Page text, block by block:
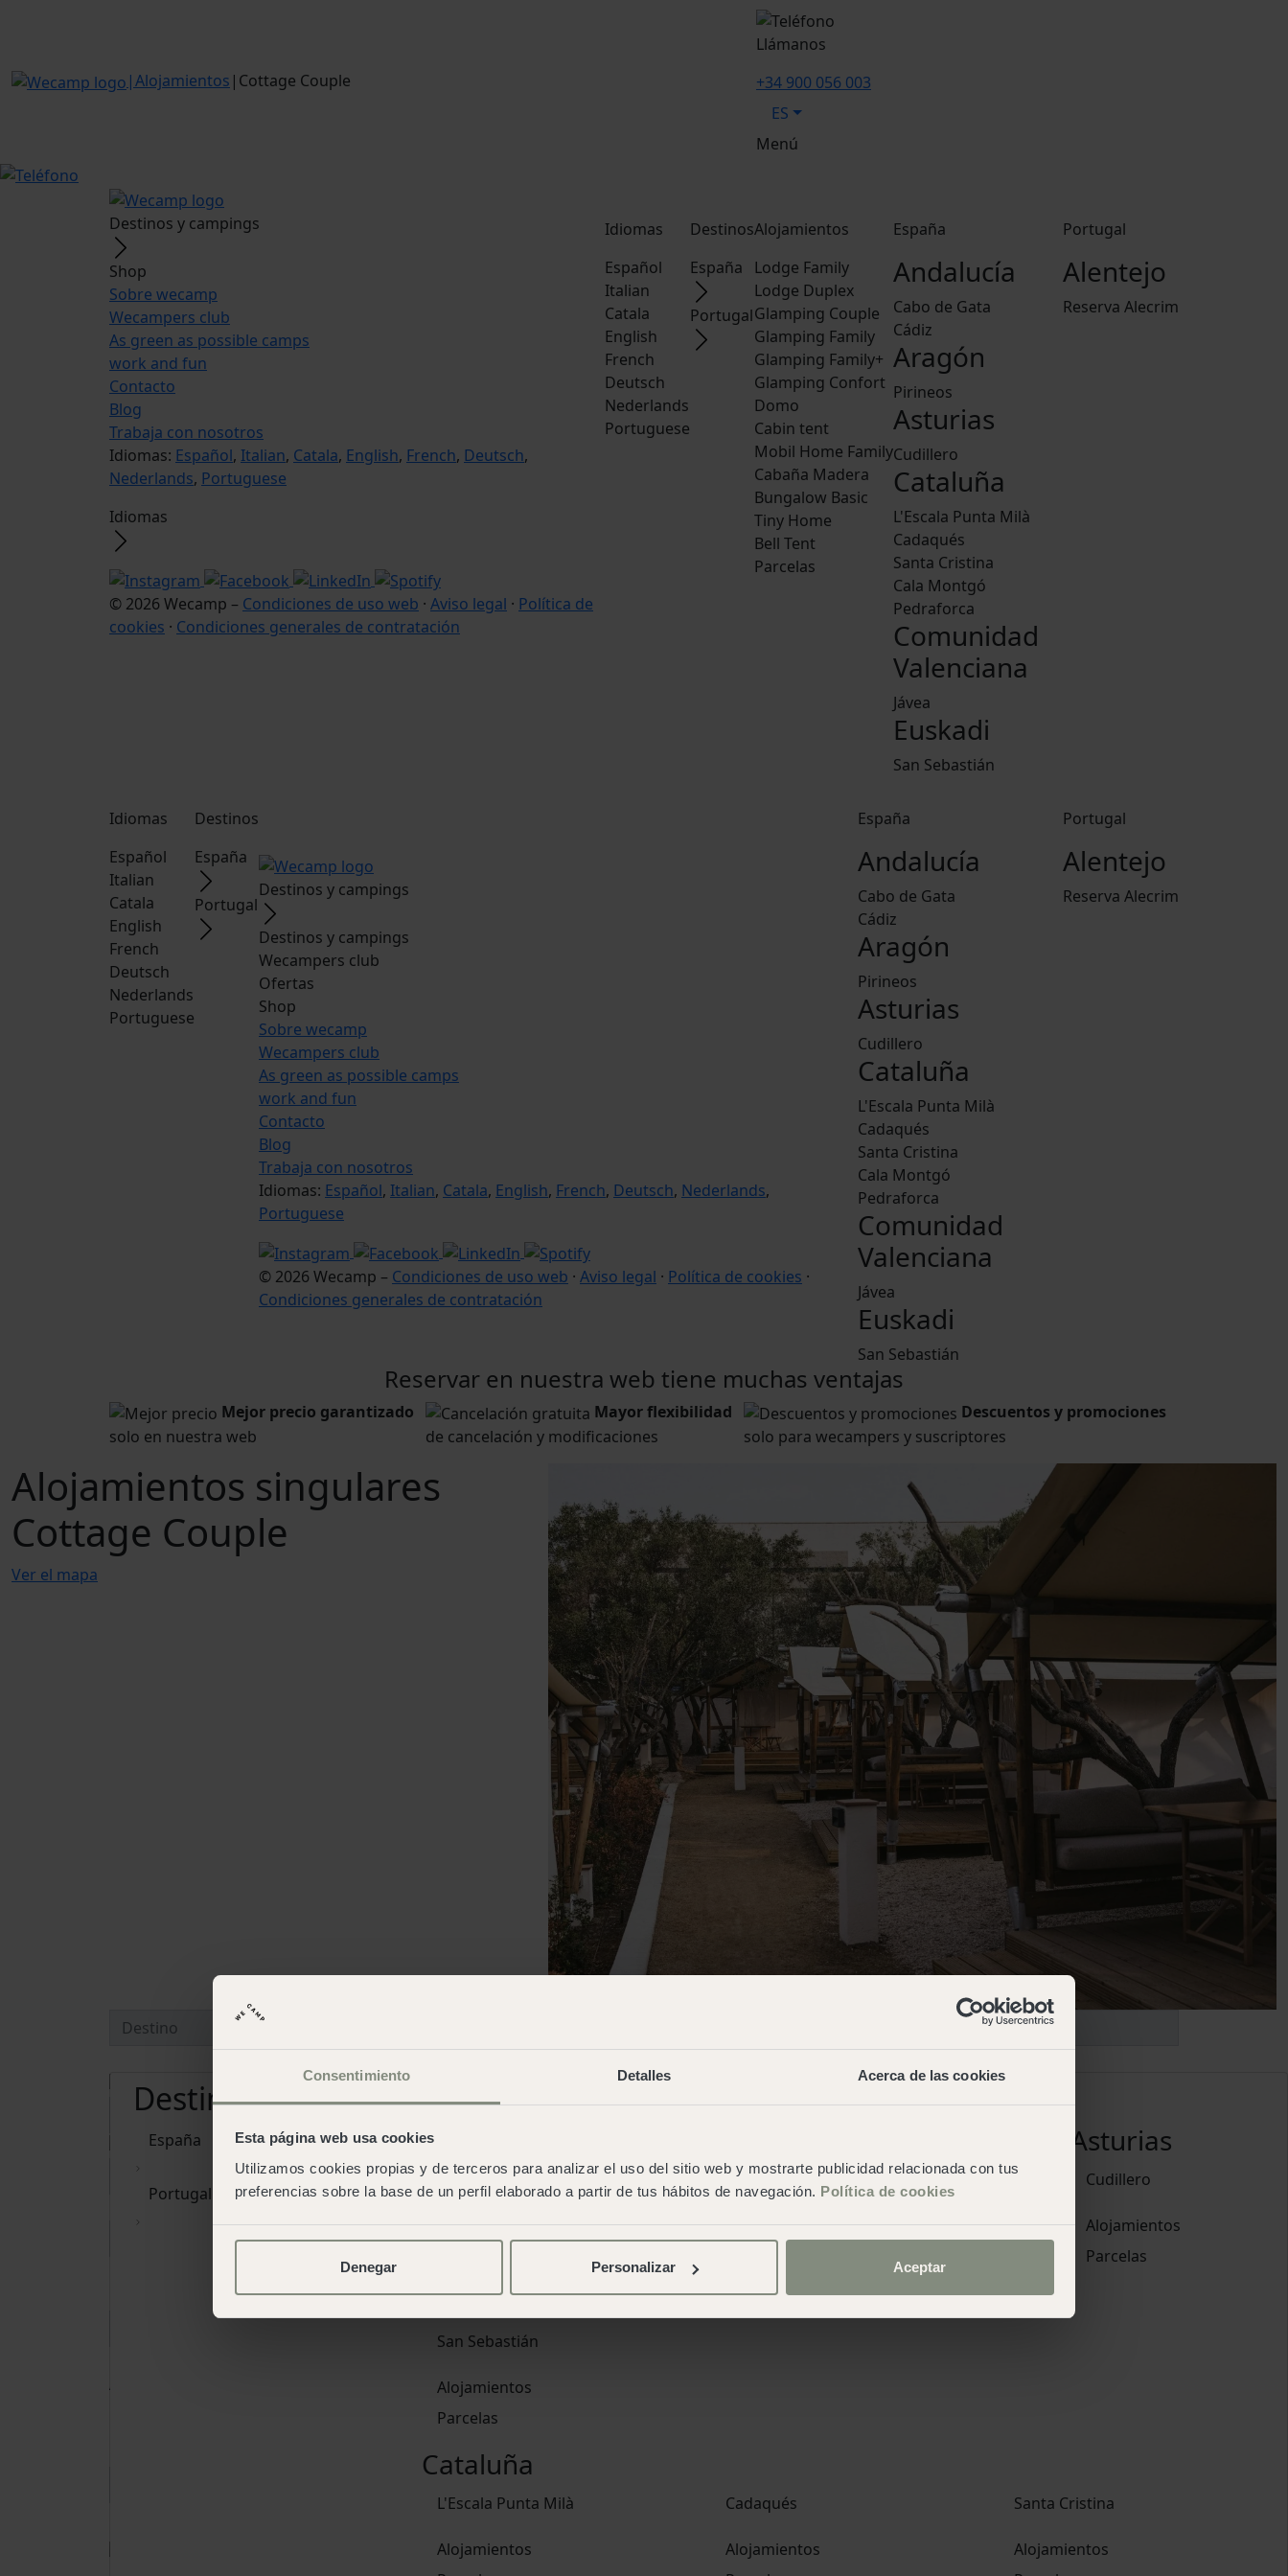
Consentimiento Detalles Acerca de las cookies
Esta página web usa cookies
Utilizamos cookies propias y de terceros para analizar el uso del sitio web y mostrarte publicidad relacionada con tus
preferencias sobre la base de un perfil elaborado a partir de tus hábitos de navegación. Política de cookies
Denegar Personalizar Aceptar
|Alojamientos | Cottage Couple
Llámanos
+34 900 056 003
ES
Menú
Destinos y campings
Shop
Sobre wecamp
Wecampers club
As green as possible camps
work and fun
Contacto
Blog
Trabaja con nosotros
Idiomas: Español, Italian, Catala, English, French, Deutsch,
Nederlands, Portuguese
Idiomas
© 2026 Wecamp – Condiciones de uso web · Aviso legal · Política de
cookies · Condiciones generales de contratación
Idiomas
Español
Italian
Catala
English
French
Deutsch
Nederlands
Portuguese
Destinos
España
Portugal
Alojamientos
Lodge Family
Lodge Duplex
Glamping Couple
Glamping Family
Glamping Family+
Glamping Confort
Domo
Cabin tent
Mobil Home Family
Cabaña Madera
Bungalow Basic
Tiny Home
Bell Tent
Parcelas
España
Andalucía
Cabo de Gata
Cádiz
Aragón
Pirineos
Asturias
Cudillero
Cataluña
L'Escala Punta Milà
Cadaqués
Santa Cristina
Cala Montgó
Pedraforca
Comunidad
Valenciana
Jávea
Euskadi
San Sebastián
Portugal
Alentejo
Reserva Alecrim
Idiomas
Español
Italian
Catala
English
French
Deutsch
Nederlands
Portuguese
Destinos
España
Portugal
Destinos y campings
Destinos y campings
Wecampers club
Ofertas
Shop
Sobre wecamp
Wecampers club
As green as possible camps
work and fun
Contacto
Blog
Trabaja con nosotros
Idiomas: Español, Italian, Catala, English, French, Deutsch, Nederlands,
Portuguese
© 2026 Wecamp – Condiciones de uso web · Aviso legal · Política de cookies ·
Condiciones generales de contratación
España
Andalucía
Cabo de Gata
Cádiz
Aragón
Pirineos
Asturias
Cudillero
Cataluña
L'Escala Punta Milà
Cadaqués
Santa Cristina
Cala Montgó
Pedraforca
Comunidad
Valenciana
Jávea
Euskadi
San Sebastián
Portugal
Alentejo
Reserva Alecrim
Reservar en nuestra web tiene muchas ventajas
Mejor precio garantizado
solo en nuestra web
Mayor flexibilidad
de cancelación y modificaciones
Descuentos y promociones
solo para wecampers y suscriptores
Alojamientos singulares
Cottage Couple
Ver el mapa
Destinos y campings
España
Portugal
Andalucía
Cabo de Gata
Alojamientos
Cádiz
Alojamientos
Pirineos
Alojamientos
Asturias
Cudillero
Alojamientos
Parcelas
Euskadi
San Sebastián
Alojamientos
Parcelas
Cataluña
L'Escala Punta Milà
Alojamientos
Cadaqués
Alojamientos
Santa Cristina
Alojamientos
Adultos